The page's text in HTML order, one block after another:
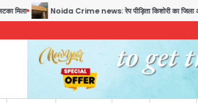
Noida Crime news: रेप पीड़िता किशोरी का जिला अस्पताल में हुआ